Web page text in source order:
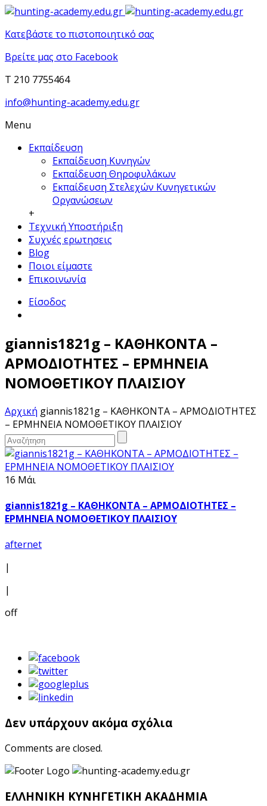
Κατεβάστε το πιστοποιητικό σας
Βρείτε μας στο Facebook
T 210 7755464
info@hunting-academy.edu.gr
Menu
Εκπαίδευση
Εκπαίδευση Κυνηγών
Εκπαίδευση Θηροφυλάκων
Εκπαίδευση Στελεχών Κυνηγετικών
Οργανώσεων
+
Τεχνική Υποστήριξη
Συχνές ερωτησεις
Blog
Ποιοι είμαστε
Επικοινωνία
Είσοδος
giannis1821g – ΚΑΘΗΚΟΝΤΑ –
ΑΡΜΟΔΙΟΤΗΤΕΣ – ΕΡΜΗΝΕΙΑ
ΝΟΜΟΘΕΤΙΚΟΥ ΠΛΑΙΣΙΟΥ
Αρχική giannis1821g – ΚΑΘΗΚΟΝΤΑ – ΑΡΜΟΔΙΟΤΗΤΕΣ
– ΕΡΜΗΝΕΙΑ ΝΟΜΟΘΕΤΙΚΟΥ ΠΛΑΙΣΙΟΥ
16 Μάι
giannis1821g – ΚΑΘΗΚΟΝΤΑ – ΑΡΜΟΔΙΟΤΗΤΕΣ –
ΕΡΜΗΝΕΙΑ ΝΟΜΟΘΕΤΙΚΟΥ ΠΛΑΙΣΙΟΥ
afternet
|
|
off
Δεν υπάρχουν ακόμα σχόλια
Comments are closed.
ΕΛΛΗΝΙΚΗ ΚΥΝΗΓΕΤΙΚΗ ΑΚΑΔΗΜΙΑ